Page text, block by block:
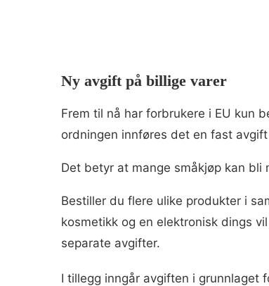
Ny avgift på billige varer
Frem til nå har forbrukere i EU kun
ordningen innføres det en fast
Det betyr at mange småkjøp kan bli
Bestiller du flere ulike produkter i
kosmetikk og en elektronisk dings
separate avgifter.
I tillegg inngår avgiften i grunnlaget